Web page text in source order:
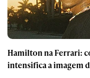
Hamilton na Ferrari:
intensifica a imagem